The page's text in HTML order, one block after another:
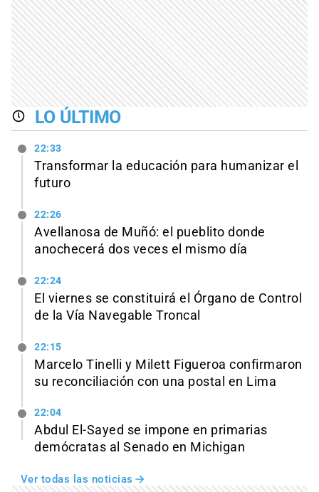
LO ÚLTIMO
22:33
Transformar la educación para humanizar el
futuro
22:26
Avellanosa de Muñó: el pueblito donde
anochecerá dos veces el mismo día
22:24
El viernes se constituirá el Órgano de Control
de la Vía Navegable Troncal
22:15
Marcelo Tinelli y Milett Figueroa confirmaron
su reconciliación con una postal en Lima
22:04
Abdul El-Sayed se impone en primarias
demócratas al Senado en Michigan
Ver todas las noticias